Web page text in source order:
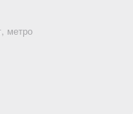
метро